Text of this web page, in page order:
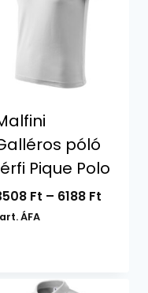
póló
Pique Polo
Ft – 6188 Ft
ÁFA